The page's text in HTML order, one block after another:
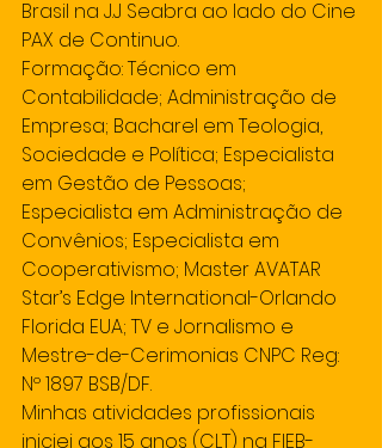
Brasil na J.J Seabra ao lado do Cine
PAX de Continuo.
Formação: Técnico em
Contabilidade; Administração de
Empresa; Bacharel em Teologia,
Sociedade e Política; Especialista
em Gestão de Pessoas;
Especialista em Administração de
Convênios; Especialista em
Cooperativismo; Master AVATAR
Star’s Edge International-Orlando
Florida EUA; TV e Jornalismo e
Mestre-de-Cerimonias CNPC Reg:
Nº 1897 BSB/DF.
Minhas atividades profissionais
iniciei aos 15 anos (CLT) na FIEB-